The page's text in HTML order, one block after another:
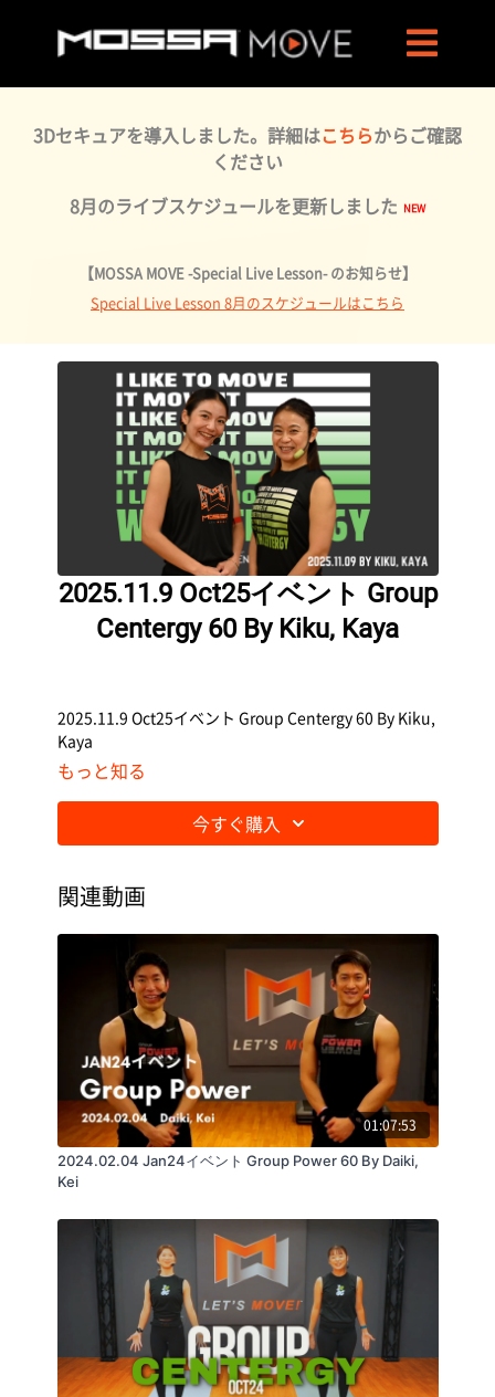
3Dセキュアを導入しました。詳細はこちらからご確認
ください
8月のライブスケジュールを更新しました
【MOSSA MOVE -Special Live Lesson- のお知らせ】
Special Live Lesson 8月のスケジュールはこちら
2025.11.9 Oct25イベント Group
Centergy 60 By Kiku, Kaya
2025.11.9 Oct25イベント Group Centergy 60 By Kiku,
Kaya
もっと知る
今すぐ購入
関連動画
01:07:53
2024.02.04 Jan24イベント Group Power 60 By Daiki,
Kei